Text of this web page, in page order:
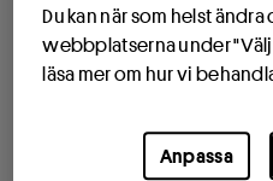
Du kan när som helst
webbplatserna under "Välj
läsa mer om hur vi
Anpassa